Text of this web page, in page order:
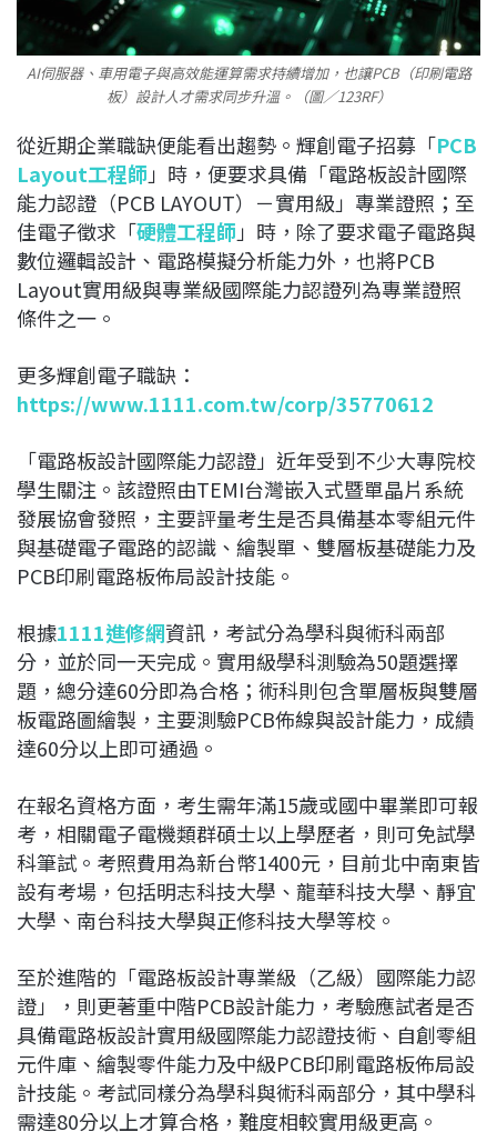
AI伺服器、車用電子與高效能運算需求持續增加，也讓PCB（印刷電路
板）設計人才需求同步升溫。（圖／123RF）
從近期企業職缺便能看出趨勢。輝創電子招募「PCB
Layout工程師 」時，便要求具備「電路板設計國際
能力認證（PCB LAYOUT）－實用級」專業證照；至
佳電子徵求「硬體工程師 」時，除了要求電子電路與
數位邏輯設計、電路模擬分析能力外，也將PCB
Layout實用級與專業級國際能力認證列為專業證照
條件之一。
更多輝創電子職缺：
https://www.1111.com.tw/corp/35770612
「電路板設計國際能力認證」近年受到不少大專院校
學生關注。該證照由TEMI台灣嵌入式暨單晶片系統
發展協會發照，主要評量考生是否具備基本零組元件
與基礎電子電路的認識、繪製單、雙層板基礎能力及
PCB印刷電路板佈局設計技能。
根據1111進修網資訊，考試分為學科與術科兩部
分，並於同一天完成。實用級學科測驗為50題選擇
題，總分達60分即為合格；術科則包含單層板與雙層
板電路圖繪製，主要測驗PCB佈線與設計能力，成績
達60分以上即可通過。
在報名資格方面，考生需年滿15歲或國中畢業即可報
考，相關電子電機類群碩士以上學歷者，則可免試學
科筆試。考照費用為新台幣1400元，目前北中南東皆
設有考場，包括明志科技大學、龍華科技大學、靜宜
大學、南台科技大學與正修科技大學等校。
至於進階的「電路板設計專業級（乙級）國際能力認
證」，則更著重中階PCB設計能力，考驗應試者是否
具備電路板設計實用級國際能力認證技術、自創零組
元件庫、繪製零件能力及中級PCB印刷電路板佈局設
計技能。考試同樣分為學科與術科兩部分，其中學科
需達80分以上才算合格，難度相較實用級更高。